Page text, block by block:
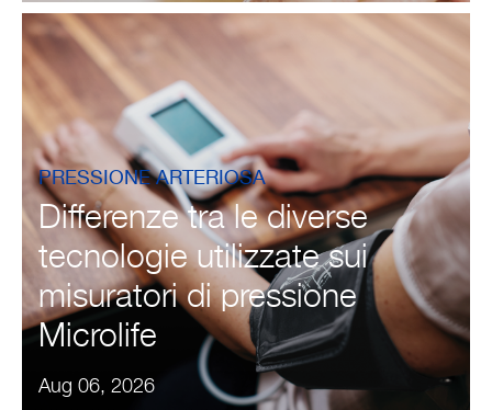
PRESSIONE ARTERIOSA
Differenze tra le diverse
tecnologie utilizzate sui
misuratori di pressione
Microlife
Aug 06, 2026